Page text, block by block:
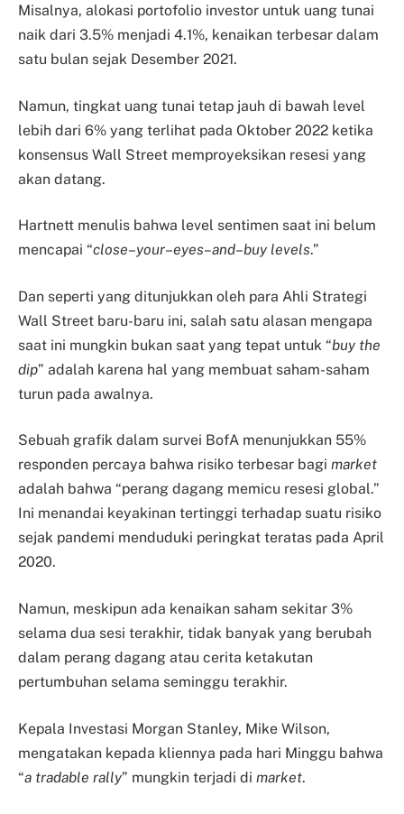
Misalnya, alokasi portofolio investor untuk uang tunai
naik dari 3.5% menjadi 4.1%, kenaikan terbesar dalam
satu bulan sejak Desember 2021.
Namun, tingkat uang tunai tetap jauh di bawah level
lebih dari 6% yang terlihat pada Oktober 2022 ketika
konsensus Wall Street memproyeksikan resesi yang
akan datang.
Hartnett menulis bahwa level sentimen saat ini belum
mencapai “close–your–eyes–and–buy levels.”
Dan seperti yang ditunjukkan oleh para Ahli Strategi
Wall Street baru-baru ini, salah satu alasan mengapa
saat ini mungkin bukan saat yang tepat untuk “buy the
dip” adalah karena hal yang membuat saham-saham
turun pada awalnya.
Sebuah grafik dalam survei BofA menunjukkan 55%
responden percaya bahwa risiko terbesar bagi market
adalah bahwa “perang dagang memicu resesi global.”
Ini menandai keyakinan tertinggi terhadap suatu risiko
sejak pandemi menduduki peringkat teratas pada April
2020.
Namun, meskipun ada kenaikan saham sekitar 3%
selama dua sesi terakhir, tidak banyak yang berubah
dalam perang dagang atau cerita ketakutan
pertumbuhan selama seminggu terakhir.
Kepala Investasi Morgan Stanley, Mike Wilson,
mengatakan kepada kliennya pada hari Minggu bahwa
“a tradable rally” mungkin terjadi di market.